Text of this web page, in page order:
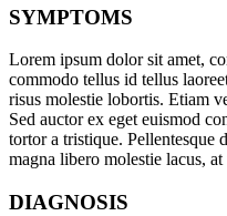
SYMPTOMS
Lorem ipsum dolor sit amet,
commodo tellus id tellus
risus molestie lobortis. Etiam
Sed auctor ex eget euismod
tortor a tristique. Pellentesque
magna libero molestie lacus,
DIAGNOSIS